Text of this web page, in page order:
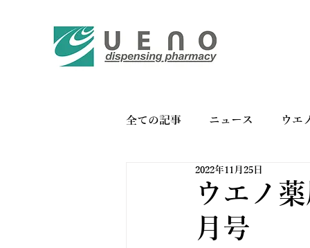
全ての記事 ニュース ウエ
バイオリンク お薬手帳の
ウエノ
月号
2022年11月25日